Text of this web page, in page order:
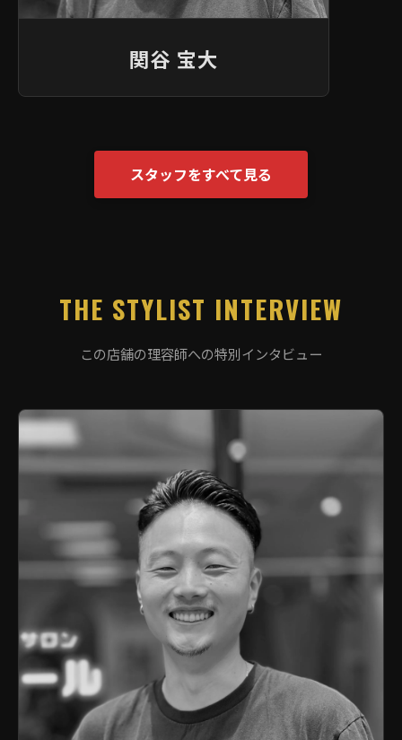
関谷 宝大
スタッフをすべて見る
THE STYLIST INTERVIEW
この店舗の理容師への特別インタビュー